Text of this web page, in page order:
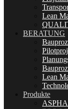
Lean
BERATUNG
Lean
Produkte